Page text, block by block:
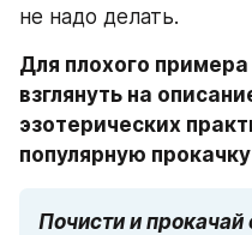
не надо делать.
Для плохого
взглянуть на
эзотерических
популярную
Почисти и